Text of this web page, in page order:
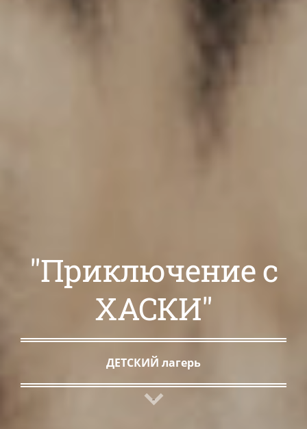
"Приключение с
ХАСКИ"
ДЕТСКИЙ лагерь